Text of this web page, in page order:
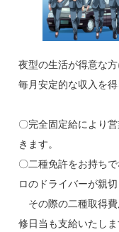
夜型の生活が得意な
毎月安定的な収入を得
〇完全固定給により
きます。
〇二種免許をお持ち
ロのドライバーが親
その際の二種取得費
修日当も支給いたしま